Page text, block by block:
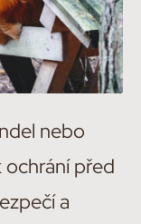
nebo
před
a